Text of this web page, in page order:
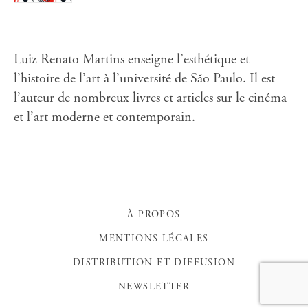
Luiz Renato Martins enseigne l’esthétique et
l’histoire de l’art à l’université de São Paulo. Il est
l’auteur de nombreux livres et articles sur le cinéma
et l’art moderne et contemporain.
À PROPOS
MENTIONS LÉGALES
DISTRIBUTION ET DIFFUSION
NEWSLETTER